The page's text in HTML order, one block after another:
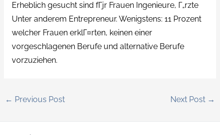
Erheblich gesucht sind fГјr Frauen Ingenieure, Г„rzte
Unter anderem Entrepreneur. Wenigstens: 11 Prozent
welcher Frauen erklГ¤rten, keinen einer
vorgeschlagenen Berufe und alternative Berufe
vorzuziehen.
← Previous Post Next Post →